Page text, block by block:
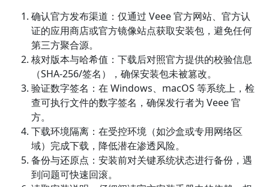
确认官方发布渠道：仅通过 Veee 官方网站、官方认
证的应用商店或官方镜像站点获取安装包，避免任何
第三方聚合源。
核对版本与哈希值：下载后对照官方提供的校验信息
（SHA-256/签名），确保安装包未被篡改。
验证数字签名：在 Windows、macOS 等系统上，检
查可执行文件的数字签名，确保发行者为 Veee 官
方。
下载环境隔离：在受控环境（如沙盒或专用网络区
域）完成下载，降低潜在渗透风险。
备份与还原点：安装前对关键系统状态进行备份，遇
到问题可快速回滚。